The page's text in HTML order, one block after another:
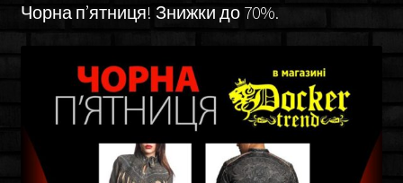
Чорна п’ятниця! Знижки до 70%.